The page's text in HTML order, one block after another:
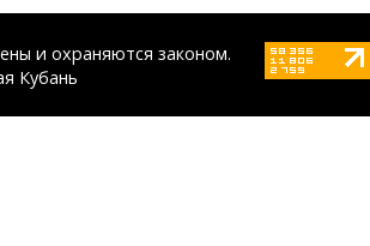
и охраняются законом.
Кубань